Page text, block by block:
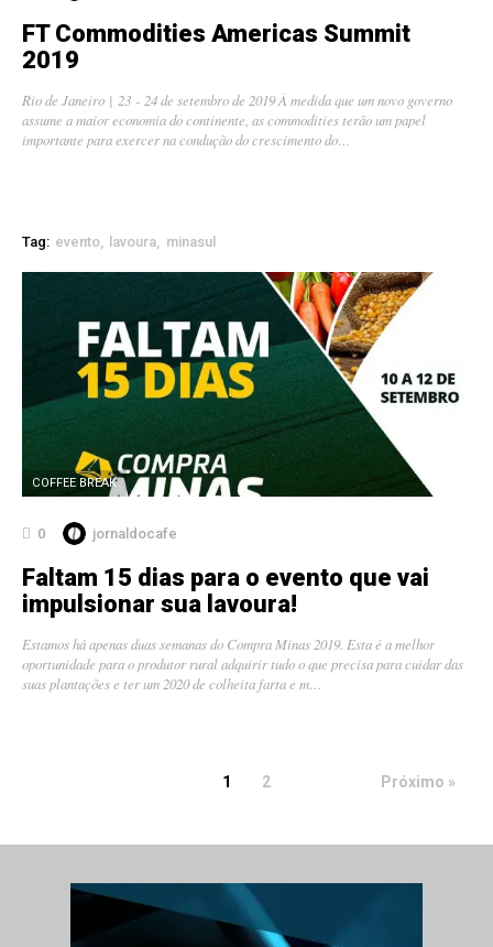
FT Commodities Americas Summit
2019
Rio de Janeiro | 23 - 24 de setembro de 2019 À medida que um novo governo
assume a maior economia do continente, as commodities terão um papel
importante para exercer na condução do crescimento do…
Tag: evento lavoura minasul
COFFEE BREAK
0 jornaldocafe
Faltam 15 dias para o evento que vai
impulsionar sua lavoura!
Estamos há apenas duas semanas do Compra Minas 2019. Esta é a melhor
oportunidade para o produtor rural adquirir tudo o que precisa para cuidar das
suas plantações e ter um 2020 de colheita farta e m…
1 2 Próximo »